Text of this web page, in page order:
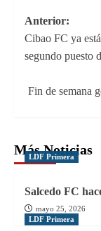
de
entradas
Anterior:
Cibao FC ya
segundo puesto
Fin de semana
Más Noticias
LDF Primera
Salcedo FC
mayo 25, 2026
LDF Primera